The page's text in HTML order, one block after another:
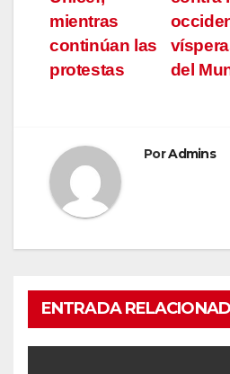
del
mientras
continúan las
protestas
PorAdmins
ENTRADA